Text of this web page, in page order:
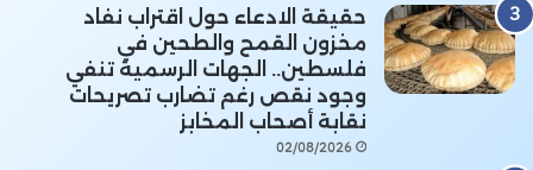
حقيقة الادعاء حول اقتراب نفاد
مخزون القمح والطحين في
فلسطين.. الجهات الرسمية تنفي
وجود نقص رغم تضارب تصريحات
نقابة أصحاب المخابز
02/08/2026